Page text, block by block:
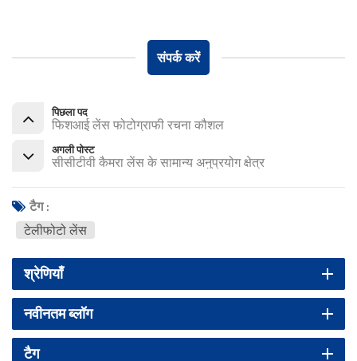
संपर्क करें
पिछला पद
फिशआई लेंस फोटोग्राफी रचना कौशल
अगली पोस्ट
सीसीटीवी कैमरा लेंस के सामान्य अनुप्रयोग क्षेत्र
टैग :
टेलीफोटो लेंस
श्रेणियाँ
नवीनतम ब्लॉग
टैग